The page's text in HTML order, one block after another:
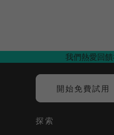
我們熱愛回
開始免費試用
探索